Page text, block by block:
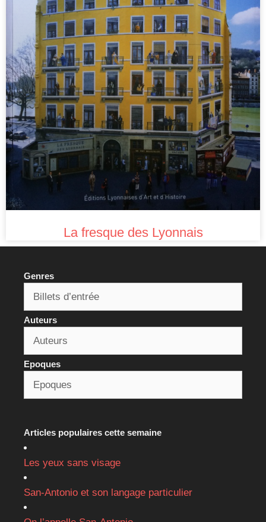
La fresque des Lyonnais
Genres
Auteurs
Epoques
Articles populaires cette semaine
Les yeux sans visage
San-Antonio et son langage particulier